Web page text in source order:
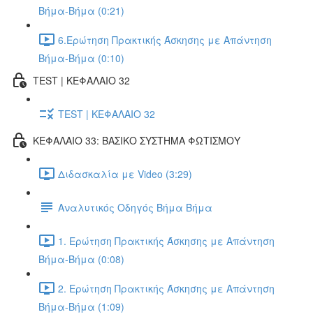
Βήμα-Βήμα (0:21)
6.Ερώτηση Πρακτικής Άσκησης με Απάντηση
Βήμα-Βήμα (0:10)
TEST | ΚΕΦΑΛΑΙΟ 32
TEST | ΚΕΦΑΛΑΙΟ 32
ΚΕΦΑΛΑΙΟ 33: ΒΑΣΙΚΟ ΣΥΣΤΗΜΑ ΦΩΤΙΣΜΟΥ
Διδασκαλία με Video (3:29)
Αναλυτικός Οδηγός Βήμα Βήμα
1. Ερώτηση Πρακτικής Άσκησης με Απάντηση
Βήμα-Βήμα (0:08)
2. Ερώτηση Πρακτικής Άσκησης με Απάντηση
Βήμα-Βήμα (1:09)